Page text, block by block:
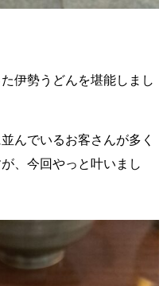
伊勢うどんを堪能しまし
んでいるお客さんが多く
、今回やっと叶いまし